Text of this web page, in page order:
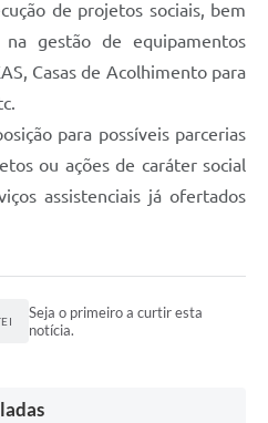
de projetos sociais, bem
gestão de equipamentos
Casas de Acolhimento para
para possíveis parcerias
ou ações de caráter social
assistenciais já ofertados
Seja o primeiro a curtir esta
notícia.